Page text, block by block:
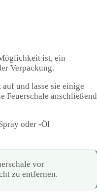
ist, ein
Verpackung.
und lasse sie einige
Feuerschale anschließend
oder -Öl
vor
zu entfernen.